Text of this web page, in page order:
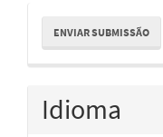
Enviar
Submissão
ENVIAR SUBMISSÃO
Idioma